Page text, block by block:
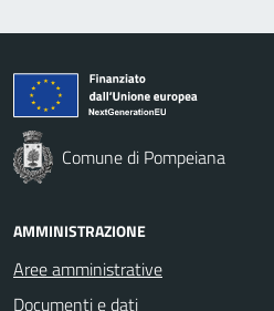
Comune di Pompeiana
AMMINISTRAZIONE
Aree amministrative
Documenti e dati